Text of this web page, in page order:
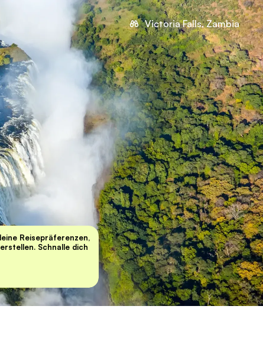
Reisepräferenzen,
Schnalle dich
Victoria Falls, Zambia